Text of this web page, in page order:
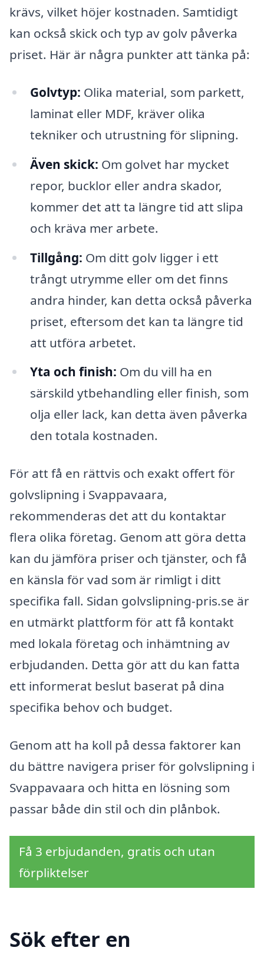
krävs, vilket höjer kostnaden. Samtidigt
kan också skick och typ av golv påverka
priset. Här är några punkter att tänka på:
Golvtyp: Olika material, som parkett,
laminat eller MDF, kräver olika
tekniker och utrustning för slipning.
Även skick: Om golvet har mycket
repor, bucklor eller andra skador,
kommer det att ta längre tid att slipa
och kräva mer arbete.
Tillgång: Om ditt golv ligger i ett
trångt utrymme eller om det finns
andra hinder, kan detta också påverka
priset, eftersom det kan ta längre tid
att utföra arbetet.
Yta och finish: Om du vill ha en
särskild ytbehandling eller finish, som
olja eller lack, kan detta även påverka
den totala kostnaden.
För att få en rättvis och exakt offert för
golvslipning i Svappavaara,
rekommenderas det att du kontaktar
flera olika företag. Genom att göra detta
kan du jämföra priser och tjänster, och få
en känsla för vad som är rimligt i ditt
specifika fall. Sidan golvslipning-pris.se är
en utmärkt plattform för att få kontakt
med lokala företag och inhämtning av
erbjudanden. Detta gör att du kan fatta
ett informerat beslut baserat på dina
specifika behov och budget.
Genom att ha koll på dessa faktorer kan
du bättre navigera priser för golvslipning i
Svappavaara och hitta en lösning som
passar både din stil och din plånbok.
Få 3 erbjudanden, gratis och utan
förpliktelser
Sök efter en